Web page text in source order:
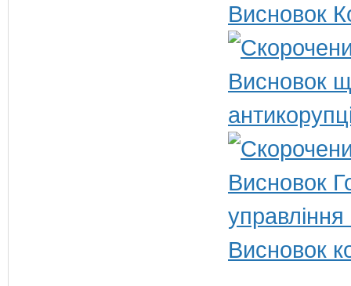
Висновок
Висновок
Висновок
Висновок